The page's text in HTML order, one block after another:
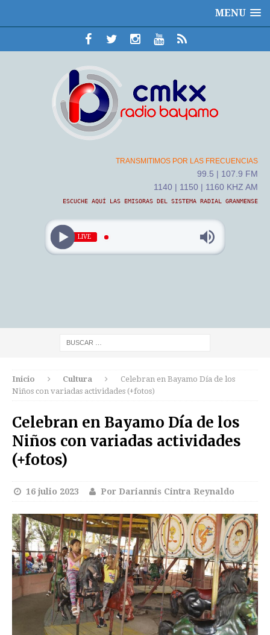
MENU
TRANSMITIMOS POR LAS FRECUENCIAS
99.5 | 107.9 FM
1140 | 1150 | 1160 KHZ AM
ESCUCHE AQUÍ LAS EMISORAS DEL SISTEMA RADIAL GRANMENSE
LIVE
Inicio Cultura
Celebran en Bayamo Día de los
Niños con variadas actividades (+fotos)
Celebran en Bayamo Día de los
Niños con variadas actividades
(+fotos)
16 julio 2023 Por Dariannis Cintra Reynaldo